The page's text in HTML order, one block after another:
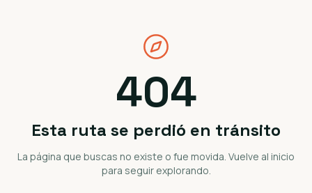
404
Esta ruta se perdió en tránsito
La página que buscas no existe o fue movida. Vuelve al inicio
para seguir explorando.